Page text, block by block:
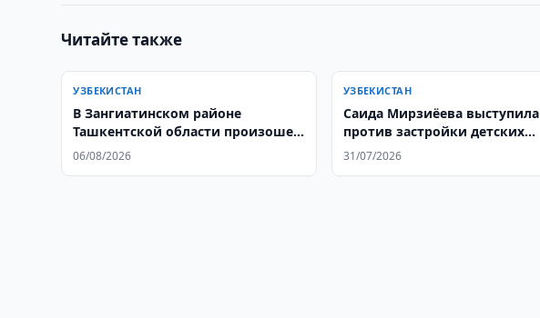
Читайте также
УЗБЕКИСТАН
В Зангиатинском районе
Ташкентской области произошел
пожар в магазине
06/08/2026
УЗБЕКИСТАН
Саида Мирзиёева выступила
против застройки детских
площадок
31/07/2026